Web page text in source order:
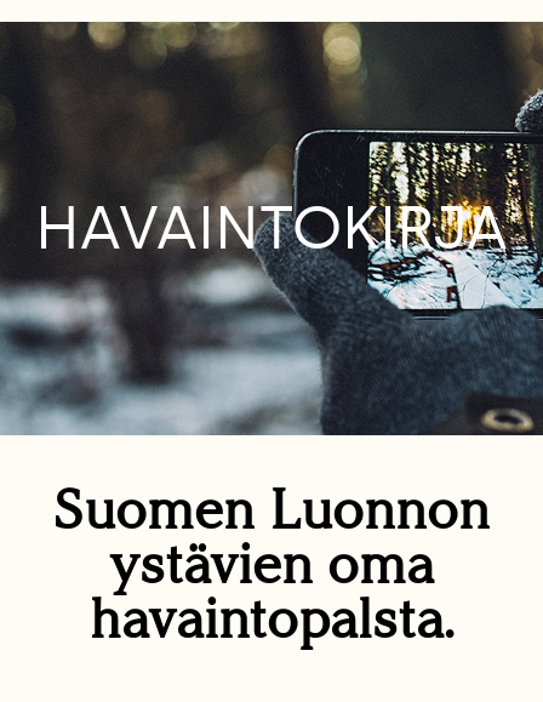
HAVAINTOKIRJA
Suomen Luonnon
ystävien oma
havaintopalsta.